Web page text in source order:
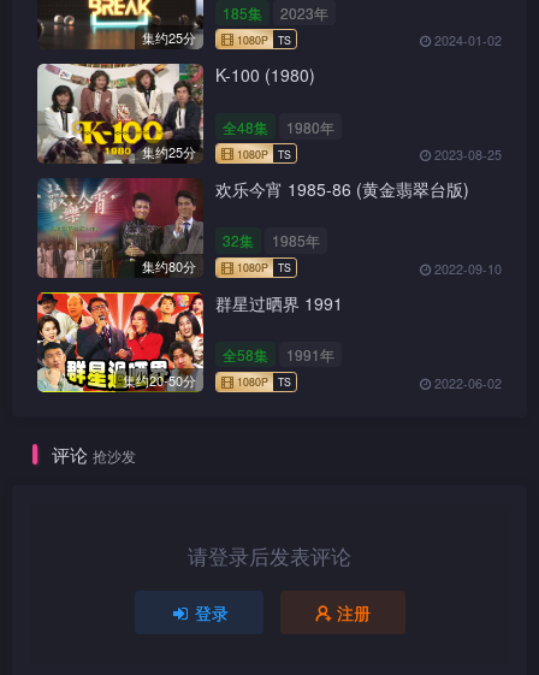
1080P
集约25分
185集 2023年
1080P TS
2024-01-02
集约25分
K-100 (1980)
全48集 1980年
2023-08-25
集约80分
欢乐今宵 1985-86 (黄金翡翠台版)
32集 1985年
2022-09-10
集约20-50分
群星过晒界 1991
全58集 1991年
2022-06-02
评论 抢沙发
请登录后发表评论
登录 注册